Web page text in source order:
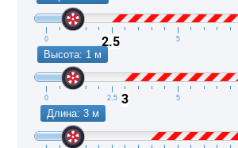
0 2.5 5
2.5
Высота: 1 м
0 2.5 5
3
Длина: 3 м